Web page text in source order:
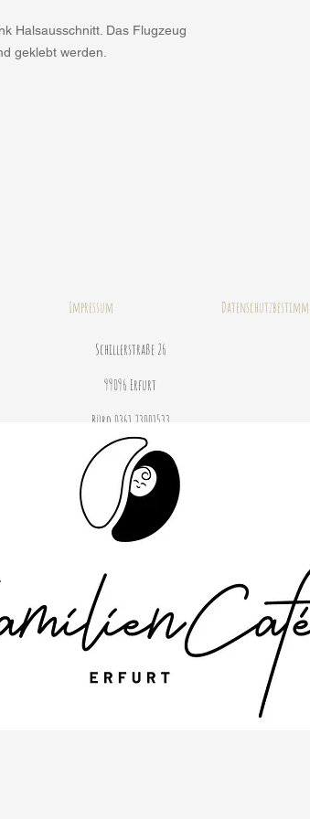
Halsausschnitt. Das Flugzeug
geklebt werden.
Impressum
Schillerstraße 26
99096 Erfurt
Büro 0361 23001533
© 2020 by Janine Stahlhofen